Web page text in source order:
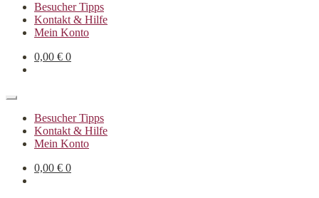
Besucher Tipps
Kontakt & Hilfe
Mein Konto
0,00 € 0
Besucher Tipps
Kontakt & Hilfe
Mein Konto
0,00 € 0